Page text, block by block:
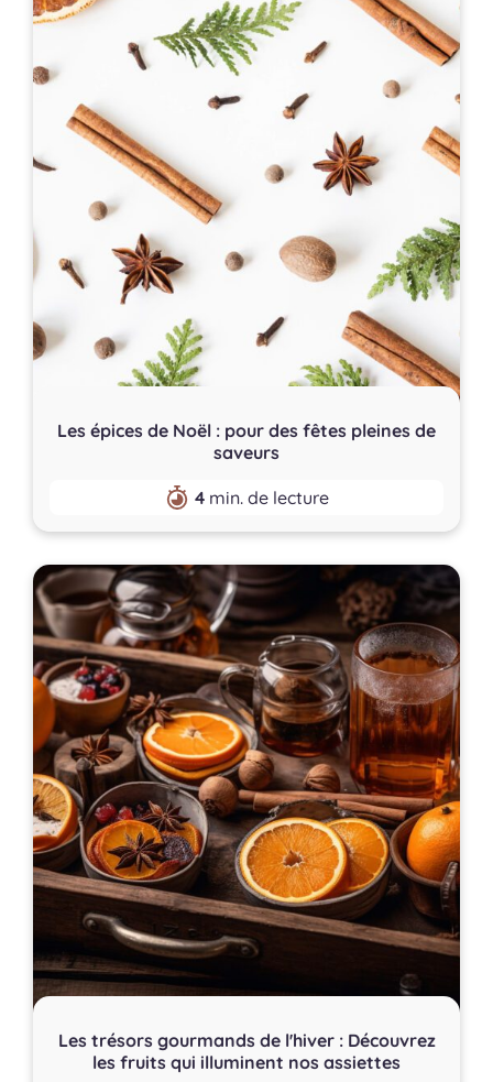
Les épices de Noël : pour des fêtes pleines de
saveurs
4min. de lecture
Les trésors gourmands de l'hiver : Découvrez
les fruits qui illuminent nos assiettes